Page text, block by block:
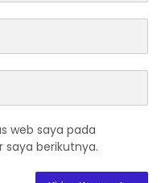
web saya pada
berikutnya.